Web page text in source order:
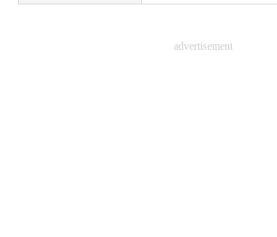
advertisement